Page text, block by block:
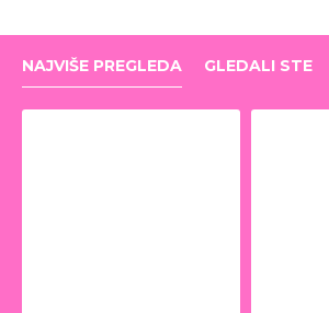
NAJVIŠE PREGLEDA GLEDALI STE